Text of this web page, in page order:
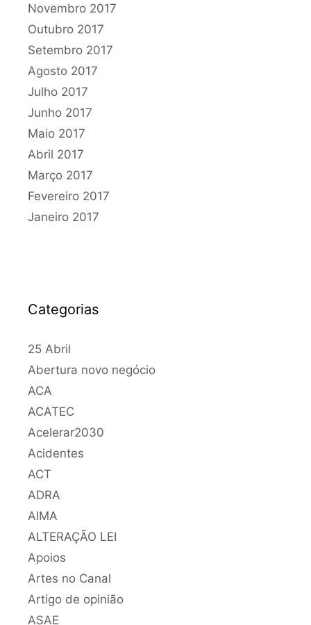
Novembro 2017
Outubro 2017
Setembro 2017
Agosto 2017
Julho 2017
Junho 2017
Maio 2017
Abril 2017
Março 2017
Fevereiro 2017
Janeiro 2017
Categorias
25 Abril
Abertura novo negócio
ACA
ACATEC
Acelerar2030
Acidentes
ACT
ADRA
AIMA
ALTERAÇÃO LEI
Apoios
Artes no Canal
Artigo de opinião
ASAE